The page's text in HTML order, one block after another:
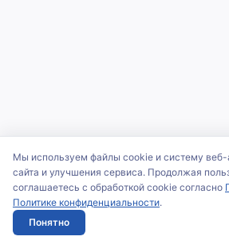
Мы используем файлы cookie и систему веб-
сайта и улучшения сервиса. Продолжая
соглашаетесь с обработкой cookie согласно
Политике конфиденциальности.
Понятно